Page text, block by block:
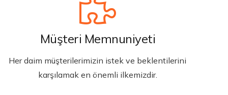
Müşteri Memnuniyeti
Her daim müşterilerimizin istek ve beklentilerini
karşılamak en önemli ilkemizdir.